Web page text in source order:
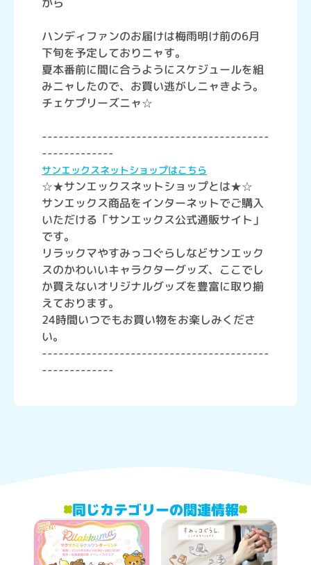
ハンディファンのお届けは梅雨明け前の6月
下旬を予定しておりニャす。
夏本番前に間に合うようにスケジュールを組
みニャしたので、お買い逃がしニャきよう。
チェケプリーズニャ☆
-----------------------------------------
-------------
サンエックスネットショップはこちら
☆★サンエックスネットショップとは★☆
サンエックス商品をインターネットでご購入
いただける「サンエックス公式通販サイト」
です。
リラックマやすみっコぐらしなどサンエック
スのかわいいキャラクターグッズ、ここでし
か買えないオリジナルグッズを豊富に取り揃
えております。
24時間いつでもお買い物をお楽しみくださ
い。
-----------------------------------------
-------------
同じカテゴリーの関連情報